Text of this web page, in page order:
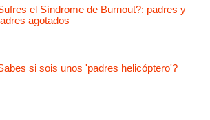
el Síndrome de Burnout?: padres y
agotados
si sois unos 'padres helicóptero'?